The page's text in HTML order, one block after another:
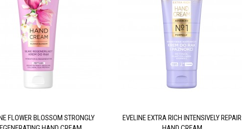
FLOWER BLOSSOM STRONGLY
EVELINE EXTRA RICH INTENSIVELY REPAIR